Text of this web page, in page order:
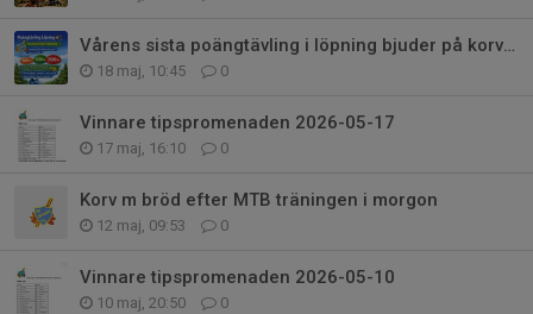
Vårens sista poängtävling i löpning bjuder på korv m bröd!
18 maj, 10:45 0
Vinnare tipspromenaden 2026-05-17
17 maj, 16:10 0
Korv m bröd efter MTB träningen i morgon
12 maj, 09:53 0
Vinnare tipspromenaden 2026-05-10
10 maj, 20:50 0